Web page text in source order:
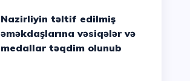
Nazirliyin təltif edilmiş
əməkdaşlarına vəsiqələr və
medallar təqdim olunub